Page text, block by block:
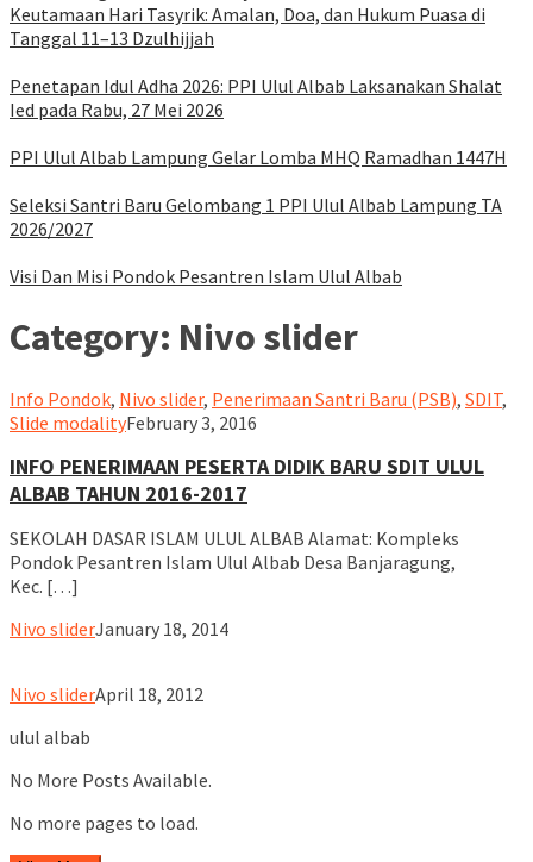
Keutamaan Hari Tasyrik: Amalan, Doa, dan Hukum Puasa di
Tanggal 11–13 Dzulhijjah
Penetapan Idul Adha 2026: PPI Ulul Albab Laksanakan Shalat
Ied pada Rabu, 27 Mei 2026
PPI Ulul Albab Lampung Gelar Lomba MHQ Ramadhan 1447H
Seleksi Santri Baru Gelombang 1 PPI Ulul Albab Lampung TA
2026/2027
Visi Dan Misi Pondok Pesantren Islam Ulul Albab
Category: Nivo slider
Info Pondok, Nivo slider, Penerimaan Santri Baru (PSB), SDIT,
Slide modalityululalbablampung
February 3, 2016
INFO PENERIMAAN PESERTA DIDIK BARU SDIT ULUL
ALBAB TAHUN 2016-2017
SEKOLAH DASAR ISLAM ULUL ALBAB Alamat: Kompleks
Pondok Pesantren Islam Ulul Albab Desa Banjaragung,
Kec. […]
Nivo sliderululalbablampung
January 18, 2014
Nivo sliderululalbablampung
April 18, 2012
ulul albab
No More Posts Available.
No more pages to load.